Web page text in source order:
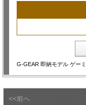
G-GEAR 即納モデル ゲー
<<前へ